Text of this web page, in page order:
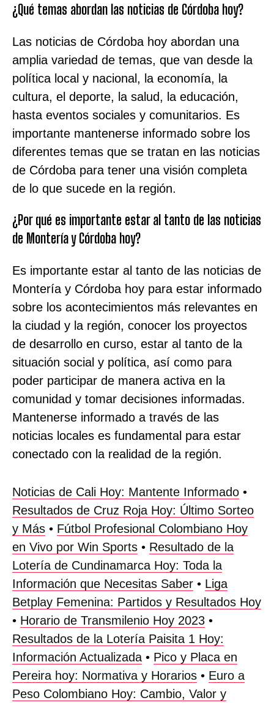
¿Qué temas abordan las noticias de Córdoba hoy?
Las noticias de Córdoba hoy abordan una
amplia variedad de temas, que van desde la
política local y nacional, la economía, la
cultura, el deporte, la salud, la educación,
hasta eventos sociales y comunitarios. Es
importante mantenerse informado sobre los
diferentes temas que se tratan en las noticias
de Córdoba para tener una visión completa
de lo que sucede en la región.
¿Por qué es importante estar al tanto de las noticias
de Montería y Córdoba hoy?
Es importante estar al tanto de las noticias de
Montería y Córdoba hoy para estar informado
sobre los acontecimientos más relevantes en
la ciudad y la región, conocer los proyectos
de desarrollo en curso, estar al tanto de la
situación social y política, así como para
poder participar de manera activa en la
comunidad y tomar decisiones informadas.
Mantenerse informado a través de las
noticias locales es fundamental para estar
conectado con la realidad de la región.
Noticias de Cali Hoy: Mantente Informado •
Resultados de Cruz Roja Hoy: Último Sorteo
y Más • Fútbol Profesional Colombiano Hoy
en Vivo por Win Sports • Resultado de la
Lotería de Cundinamarca Hoy: Toda la
Información que Necesitas Saber • Liga
Betplay Femenina: Partidos y Resultados Hoy
• Horario de Transmilenio Hoy 2023 •
Resultados de la Lotería Paisita 1 Hoy:
Información Actualizada • Pico y Placa en
Pereira hoy: Normativa y Horarios • Euro a
Peso Colombiano Hoy: Cambio, Valor y